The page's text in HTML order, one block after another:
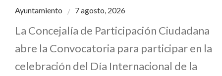
Ayuntamiento 7 agosto, 2026
La Concejalía de Participación Ciudadana
abre la Convocatoria para participar en la
celebración del Día Internacional de la